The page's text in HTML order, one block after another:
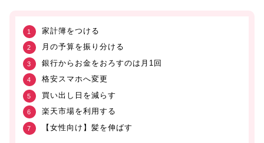
家計簿をつける
月の予算を振り分ける
銀行からお金をおろすのは月1回
格安スマホへ変更
買い出し日を減らす
楽天市場を利用する
【女性向け】髪を伸ばす